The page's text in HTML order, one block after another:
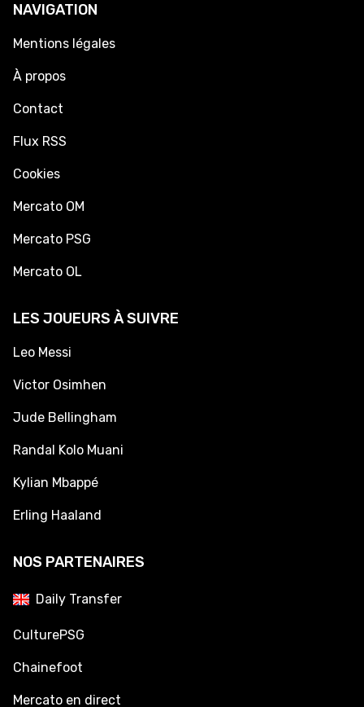
NAVIGATION
Mentions légales
À propos
Contact
Flux RSS
Cookies
Mercato OM
Mercato PSG
Mercato OL
LES JOUEURS À SUIVRE
Leo Messi
Victor Osimhen
Jude Bellingham
Randal Kolo Muani
Kylian Mbappé
Erling Haaland
NOS PARTENAIRES
Daily Transfer
CulturePSG
Chainefoot
Mercato en direct